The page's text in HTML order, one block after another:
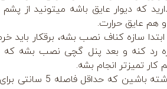
دارید که دیوار عایق باشه میتونید از
عایق حرارت.
ابتدا سازه کناف نصب بشه، برقکار باید
رد کنه و بعد پنل گچی نصب بشه که
کار تمیزتر انجام بشه.
در نظر داشته